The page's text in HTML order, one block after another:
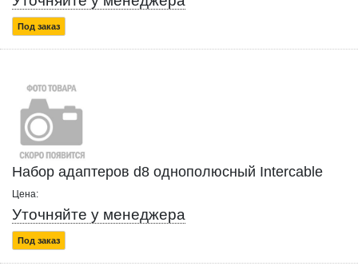
Под заказ
Набор адаптеров d8 однополюсный Intercable
Цена:
Уточняйте у менеджера
Под заказ